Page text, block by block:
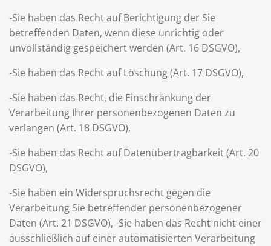
-Sie haben das Recht auf Berichtigung der Sie
betreffenden Daten, wenn diese unrichtig oder
unvollständig gespeichert werden (Art. 16 DSGVO),
-Sie haben das Recht auf Löschung (Art. 17 DSGVO),
-Sie haben das Recht, die Einschränkung der
Verarbeitung Ihrer personenbezogenen Daten zu
verlangen (Art. 18 DSGVO),
-Sie haben das Recht auf Datenübertragbarkeit (Art. 20
DSGVO),
-Sie haben ein Widerspruchsrecht gegen die
Verarbeitung Sie betreffender personenbezogener
Daten (Art. 21 DSGVO), -Sie haben das Recht nicht einer
ausschließlich auf einer automatisierten Verarbeitung